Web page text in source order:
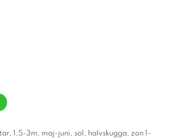
1,5-3m, maj-juni, sol, halvskugga, zon 1-